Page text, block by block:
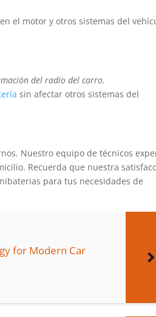
el motor y otros sistemas del
del radio del carro.
sin afectar otros sistemas del
Nuestro equipo de técnicos
Recuerda que nuestra
para tus necesidades de
for Modern Car